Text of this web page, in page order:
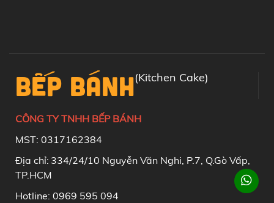
BẾP BÁNH(Kitchen Cake)
CÔNG TY TNHH BẾP BÁNH
MST: 0317162384
Địa chỉ: 334/24/10 Nguyễn Văn Nghi, P.7, Q.Gò Vấp,
TP.HCM
Hotline: 0969 595 094